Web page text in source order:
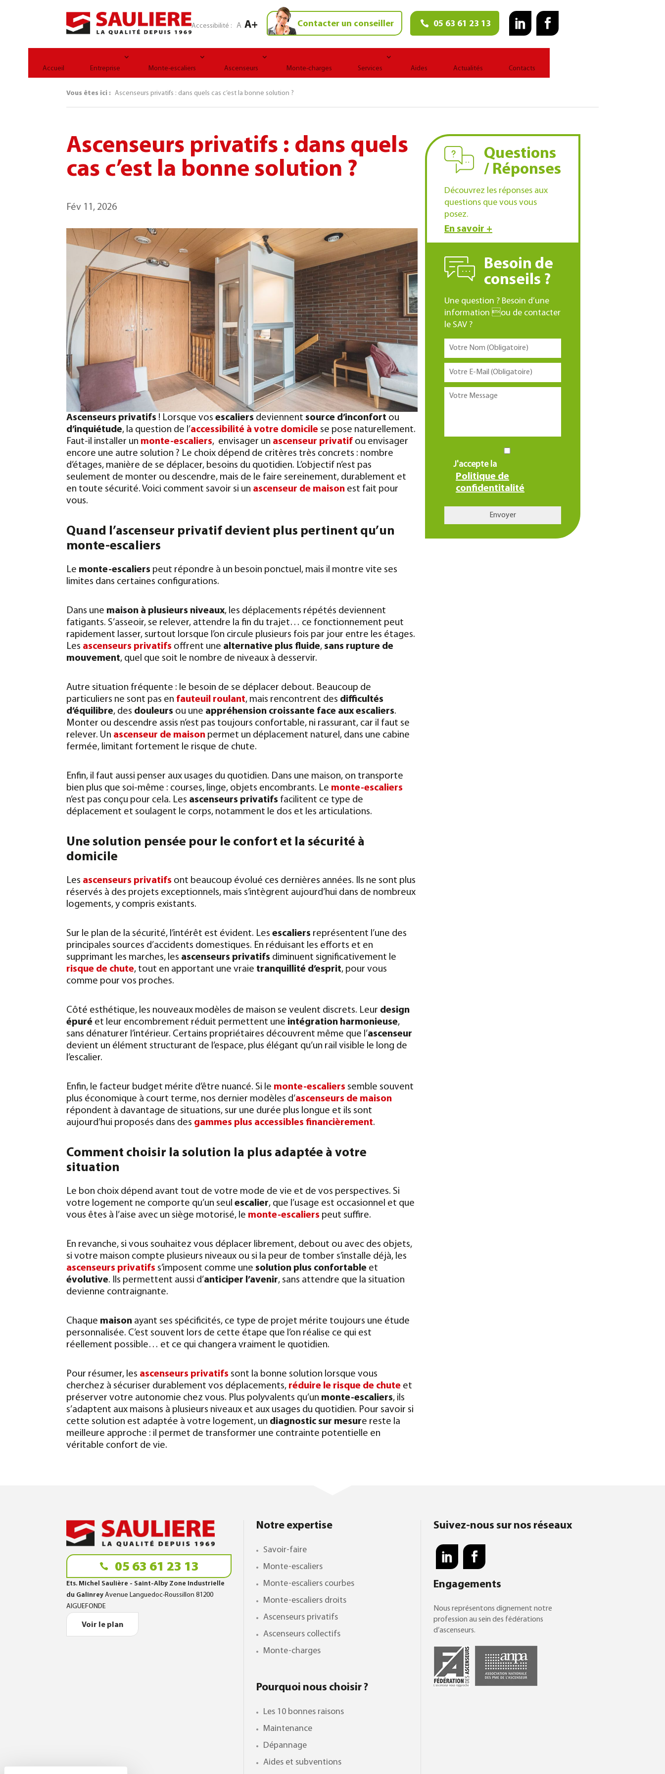
Accessibilité :A A+ Contacter un conseiller 05 63 61 23 13
Accueil Entreprise Monte-escaliers Ascenseurs Monte-charges Services Aides Actualités Contacts
Vous êtes ici : Ascenseurs privatifs : dans quels cas c’est la bonne solution ?
Ascenseurs privatifs : dans quels
cas c’est la bonne solution ?
Fév 11, 2026
Ascenseurs privatifs ! Lorsque vosescaliers deviennent source d’inconfort ou
d’inquiétude, la question de l’accessibilité à votre domicile se pose naturellement.
Faut-il installer un monte-escaliers, envisager un ascenseur privatif ou envisager
encore une autre solution ? Le choix dépend de critères très concrets : nombre
d’étages, manière de se déplacer, besoins du quotidien. L’objectif n’est pas
seulement de monter ou descendre, mais de le faire sereinement, durablement et
en toute sécurité. Voici comment savoir si un ascenseur de maison est fait pour
vous.
Quand l’ascenseur privatif devient plus pertinent qu’un
monte-escaliers
Le monte-escaliers peut répondre à un besoin ponctuel, mais il montre vite ses
limites dans certaines configurations.
Dans une maison à plusieurs niveaux, les déplacements répétés deviennent
fatigants. S’asseoir, se relever, attendre la fin du trajet… ce fonctionnement peut
rapidement lasser, surtout lorsque l’on circule plusieurs fois par jour entre les étages.
Les ascenseurs privatifs offrent une alternative plus fluide, sans rupture de
mouvement, quel que soit le nombre de niveaux à desservir.
Autre situation fréquente : le besoin de se déplacer debout. Beaucoup de
particuliers ne sont pas en fauteuil roulant, mais rencontrent des difficultés
d’équilibre, des douleurs ou une appréhension croissante face aux escaliers.
Monter ou descendre assis n’est pas toujours confortable, ni rassurant, car il faut se
relever. Un ascenseur de maison permet un déplacement naturel, dans une cabine
fermée, limitant fortement le risque de chute.
Enfin, il faut aussi penser aux usages du quotidien. Dans une maison, on transporte
bien plus que soi-même : courses, linge, objets encombrants. Le monte-escaliers
n’est pas conçu pour cela. Les ascenseurs privatifs facilitent ce type de
déplacement et soulagent le corps, notamment le dos et les articulations.
Une solution pensée pour le confort et la sécurité à
domicile
Les ascenseurs privatifs ont beaucoup évolué ces dernières années. Ils ne sont plus
réservés à des projets exceptionnels, mais s’intègrent aujourd’hui dans de nombreux
logements, y compris existants.
Sur le plan de la sécurité, l’intérêt est évident. Lesescaliers représentent l’une des
principales sources d’accidents domestiques. En réduisant les efforts et en
supprimant les marches, les ascenseurs privatifs diminuent significativement le
risque de chute, tout en apportant une vraie tranquillité d’esprit, pour vous
comme pour vos proches.
Côté esthétique, les nouveaux modèles de maison se veulent discrets. Leur design
épuré et leur encombrement réduit permettent une intégration harmonieuse,
sans dénaturer l’intérieur. Certains propriétaires découvrent même que l’ascenseur
devient un élément structurant de l’espace, plus élégant qu’un rail visible le long de
l’escalier.
Enfin, le facteur budget mérite d’être nuancé. Si le monte-escaliers semble souvent
plus économique à court terme, nos dernier modèles d’ascenseurs de maison
répondent à davantage de situations, sur une durée plus longue et ils sont
aujourd’hui proposés dans des gammes plus accessibles financièrement.
Comment choisir la solution la plus adaptée à votre
situation
Le bon choix dépend avant tout de votre mode de vie et de vos perspectives. Si
votre logement ne comporte qu’un seulescalier, que l’usage est occasionnel et que
vous êtes à l’aise avec un siège motorisé, le monte-escaliers peut suffire.
En revanche, si vous souhaitez vous déplacer librement, debout ou avec des objets,
si votre maison compte plusieurs niveaux ou si la peur de tomber s’installe déjà, les
ascenseurs privatifs s’imposent comme une solution plus confortable et
évolutive. Ils permettent aussi d’anticiper l’avenir, sans attendre que la situation
devienne contraignante.
Chaque maison ayant ses spécificités, ce type de projet mérite toujours une étude
personnalisée. C’est souvent lors de cette étape que l’on réalise ce qui est
réellement possible… et ce qui changera vraiment le quotidien.
Pour résumer, les ascenseurs privatifs sont la bonne solution lorsque vous
cherchez à sécuriser durablement vos déplacements, réduire le risque de chute et
préserver votre autonomie chez vous. Plus polyvalents qu’un monte-escaliers, ils
s’adaptent aux maisons à plusieurs niveaux et aux usages du quotidien. Pour savoir si
cette solution est adaptée à votre logement, un diagnostic sur mesure reste la
meilleure approche : il permet de transformer une contrainte potentielle en
véritable confort de vie.
Questions
/ Réponses
Découvrez les réponses aux
questions que vous vous
posez.
En savoir +
Besoin de
conseils ?
Une question ? Besoin d’une
information ou de contacter
le SAV ?
J'accepte la
Politique de
confidentitalité
05 63 61 23 13
Ets. Michel Saulière - Saint-Alby Zone Industrielle
du GalinreyAvenue Languedoc-Roussillon 81200
AIGUEFONDE
Voir le plan
Notre expertise
Savoir-faire
Monte-escaliers
Monte-escaliers courbes
Monte-escaliers droits
Ascenseurs privatifs
Ascenseurs collectifs
Monte-charges
Pourquoi nous choisir ?
Les 10 bonnes raisons
Maintenance
Dépannage
Aides et subventions
Suivez-nous sur nos réseaux
Engagements
Nous représentons dignement notre
profession au sein des fédérations
d’ascenseurs.